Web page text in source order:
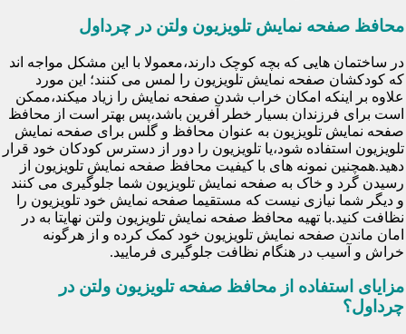
محافظ صفحه نمایش تلویزیون ولتن در چرداول
در ساختمان هایی که بچه کوچک دارند،معمولا با این مشکل مواجه اند
که کودکشان صفحه نمایش تلویزیون را لمس می کنند؛ این مورد
علاوه بر اینکه امکان خراب شدن صفحه نمایش را زیاد میکند،ممکن
است برای فرزندان بسیار خطر آفرین باشد،پس بهتر است از محافظ
صفحه نمایش تلویزیون به عنوان محافظ و گلس برای صفحه نمایش
تلویزیون استفاده شود،یا تلویزیون را دور از دسترس کودکان خود قرار
دهید.همچنین نمونه های با کیفیت محافظ صفحه نمایش تلویزیون از
رسیدن گرد و خاک به صفحه نمایش تلویزیون شما جلوگیری می کنند
و دیگر شما نیازی نیست که مستقیما صفحه نمایش خود تلویزیون را
نظافت کنید.با تهیه محافظ صفحه نمایش تلویزیون ولتن نهایتا به در
امان ماندن صفحه نمایش تلویزیون خود کمک کرده و از هرگونه
خراش و آسیب در هنگام نظافت جلوگیری فرمایید.
مزایای استفاده از محافظ صفحه تلویزیون ولتن در
چرداول؟